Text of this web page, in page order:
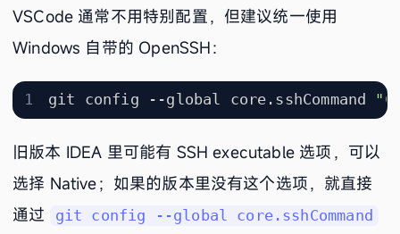
VSCode 通常不用特别配置，但建议统一使用
Windows 自带的 OpenSSH：
git config --global core.sshCommand
旧版本 IDEA 里可能有 SSH executable 选项，可以
选择 Native；如果的版本里没有这个选项，就直接
通过
git config --global core.sshCommand